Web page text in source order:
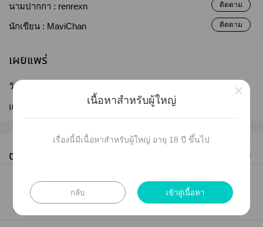
นามปากกา : renrexn ติดตาม
นักเขียน : MaviChan ติดตาม
เผยแพร่
วันที่เผยแพร่ :
แก้ไขล่าสุด : 11 พ.ค. 2569
ตอนทั้งหมด (22) เก่าไปใหม่
SF | Unforgettable #Harringrove [ 1/3 ] 🔞
เนื้อหาสำหรับผู้ใหญ่
เรื่องนี้มีเนื้อหาสำหรับผู้ใหญ่ อายุ 18 ปี ขึ้นไป
กลับ เข้าสู่เนื้อหา
×